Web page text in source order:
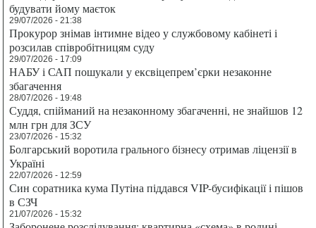
будувати йому маєток
29/07/2026 - 21:38
Прокурор знімав інтимне відео у службовому кабінеті і
розсилав співробітницям суду
29/07/2026 - 17:09
НАБУ і САП пошукали у ексвіцепрем’єрки незаконне
збагачення
28/07/2026 - 19:48
Суддя, спійманий на незаконному збагаченні, не знайшов 12
млн грн для ЗСУ
23/07/2026 - 15:32
Болгарський воротила грального бізнесу отримав ліцензії в
Україні
22/07/2026 - 12:59
Син соратника кума Путіна піддався VIP-бусифікації і пішов
в СЗЧ
21/07/2026 - 15:32